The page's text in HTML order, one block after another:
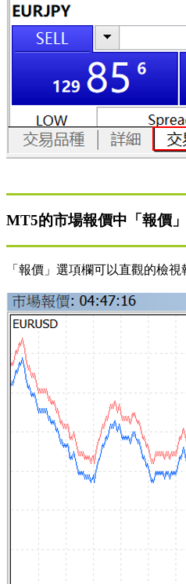
MT5的市場報價中「報價
「報價」選項欄可以直觀的檢視